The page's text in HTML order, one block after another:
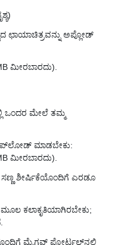
ಛಾಯಾಚಿತ್ರವನ್ನು ಅಪ್ಲೋಡ್
ಮೀರಬಾರದು).
ಒಂದರ ಮೇಲೆ ತಮ್ಮ
ಅಪ್‌ಲೋಡ್ ಮಾಡಬೇಕು:
ಮೀರಬಾರದು).
ಶೀರ್ಷಿಕೆಯೊಂದಿಗೆ ಎರಡೂ
ಕಲಾಕೃತಿಯಾಗಿರಬೇಕು;
ಮೈಗವ್ ಪೋರ್ಟಲ್‌ನಲ್ಲಿ